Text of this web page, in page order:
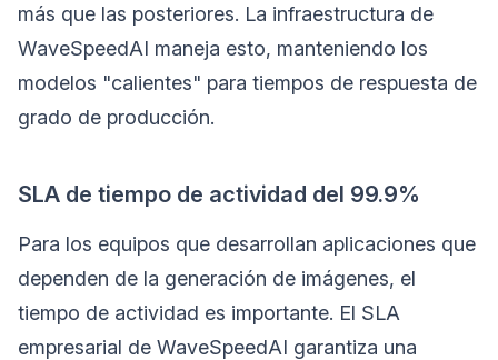
más que las posteriores. La infraestructura de
WaveSpeedAI maneja esto, manteniendo los
modelos "calientes" para tiempos de respuesta de
grado de producción.
SLA de tiempo de actividad del 99.9%
Para los equipos que desarrollan aplicaciones que
dependen de la generación de imágenes, el
tiempo de actividad es importante. El SLA
empresarial de WaveSpeedAI garantiza una